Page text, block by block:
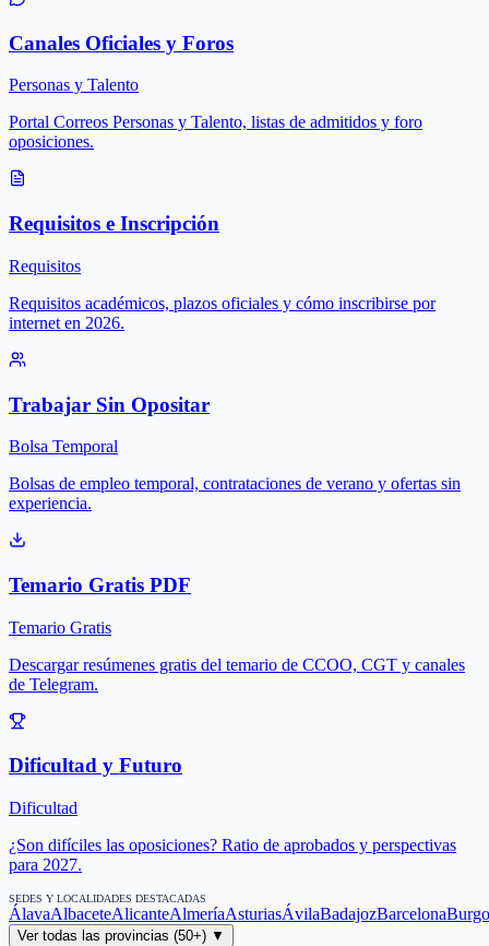
Canales Oficiales y Foros
Personas y Talento
Portal Correos Personas y Talento, listas de admitidos y foro
oposiciones.
Requisitos e Inscripción
Requisitos
Requisitos académicos, plazos oficiales y cómo inscribirse por
internet en 2026.
Trabajar Sin Opositar
Bolsa Temporal
Bolsas de empleo temporal, contrataciones de verano y ofertas sin
experiencia.
Temario Gratis PDF
Temario Gratis
Descargar resúmenes gratis del temario de CCOO, CGT y canales
de Telegram.
Dificultad y Futuro
Dificultad
¿Son difíciles las oposiciones? Ratio de aprobados y perspectivas
para 2027.
SEDES Y LOCALIDADES DESTACADAS
ÁlavaAlbaceteAlicanteAlmeríaAsturiasÁvilaBadajozBarcelona
Ver todas las provincias (50+) ▼